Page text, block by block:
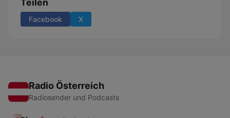
Teilen
Facebook X
Radio Österreich
Radiosender und Podcasts